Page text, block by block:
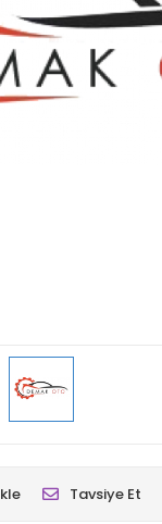
Tavsiye Et